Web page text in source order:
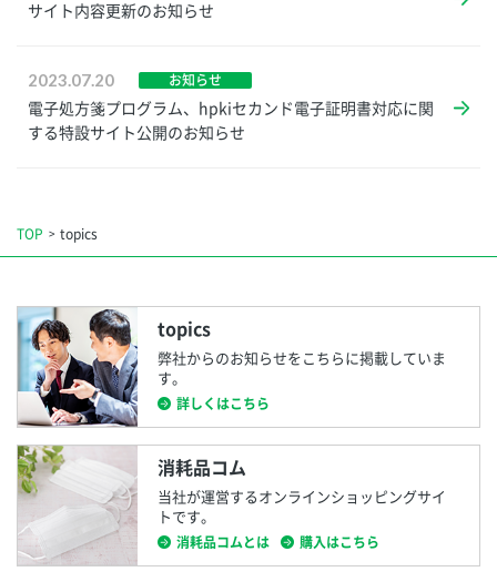
サイト内容更新のお知らせ
2023.07.20 お知らせ
電子処方箋プログラム、hpkiセカンド電子証明書対応に関
する特設サイト公開のお知らせ
TOP topics
topics
弊社からのお知らせをこちらに掲載していま
す。
詳しくはこちら
消耗品コム
当社が運営するオンラインショッピングサイ
トです。
消耗品コムとは 購入はこちら